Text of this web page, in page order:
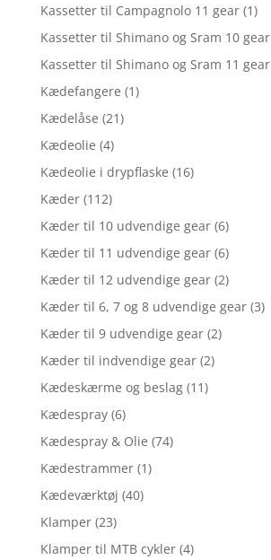
Kassetter til Campagnolo 11 gear (1)
Kassetter til Shimano og Sram 10 gear
Kassetter til Shimano og Sram 11 gear
Kædefangere (1)
Kædelåse (21)
Kædeolie (4)
Kædeolie i drypflaske (16)
Kæder (112)
Kæder til 10 udvendige gear (6)
Kæder til 11 udvendige gear (6)
Kæder til 12 udvendige gear (2)
Kæder til 6, 7 og 8 udvendige gear (3)
Kæder til 9 udvendige gear (2)
Kæder til indvendige gear (2)
Kædeskærme og beslag (11)
Kædespray (6)
Kædespray & Olie (74)
Kædestrammer (1)
Kædeværktøj (40)
Klamper (23)
Klamper til MTB cykler (4)